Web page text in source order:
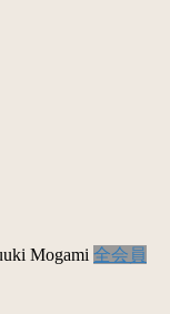
Mogami 全会員